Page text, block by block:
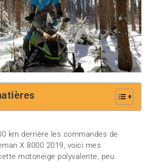
km derrière les commandes de
X 8000 2019, voici mes
motoneige polyvalente, peu